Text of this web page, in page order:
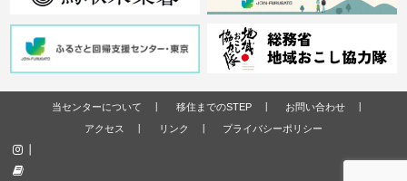
当センターについて 移住までのSTEP
お問い合わせ
アクセス
リンク プライバシーポリシー